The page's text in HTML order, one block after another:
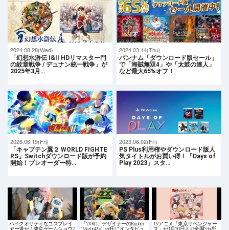
2024.08.28(Wed)
「幻想水滸伝 I&II HDリマスター門
の紋章戦争 / デュナン統一戦争」が
2025年3月…
2024.03.14(Thu)
バンナム「ダウンロード版セール」
で「海賊無双4」や「太鼓の達人」
など最大65%オフ！
2026.06.19(Fri)
「キャプテン翼２ WORLD FIGHTE
RS」Switchダウンロード版が予約
開始！プレオーダー特…
2023.06.02(Fri)
PS Plus利用権やダウンロード版人
気タイトルがお買い得！「Days of
Play 2023」スタ…
ハイクオリティなコスプレイ
ヤー達が！東京ゲームショウ2
「2XKO」デザイナーのKyohei
"MarlinPie" Lehr氏にインタビュ
TVアニメ「東京リベンジャー
ズ」が1月20日より全国3カ所